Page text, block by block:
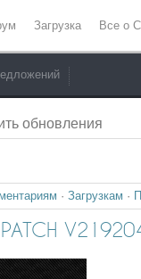
Загрузка Все о
обновления
· Загрузкам ·